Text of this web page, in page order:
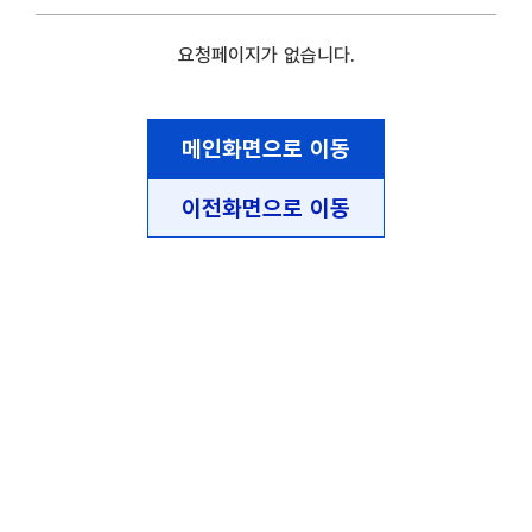
요청페이지가 없습니다.
메인화면으로 이동
이전화면으로 이동